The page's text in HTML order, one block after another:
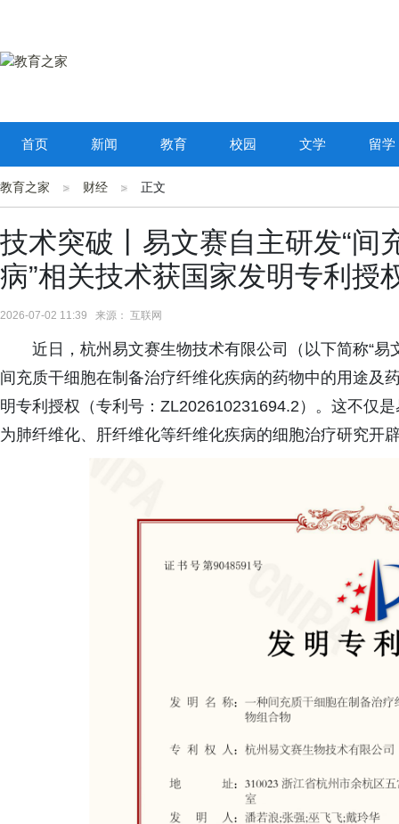
首页 新闻 教育 校园 文学 留学
教育之家 财经 正文
技术突破丨易文赛自主研发“间
病”相关技术获国家发明专利授
2026-07-02 11:39 来源： 互联网
近日，杭州易文赛生物技术有限公司（以下简称“
间充质干细胞在制备治疗纤维化疾病的药物中的用途及
明专利授权（专利号：ZL202610231694.2）。这不仅
为肺纤维化、肝纤维化等纤维化疾病的细胞治疗研究开